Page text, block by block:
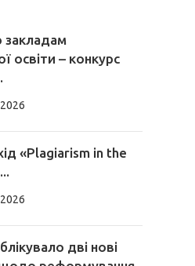
закладам
освіти – конкурс
«Plagiarism in the
дві нові